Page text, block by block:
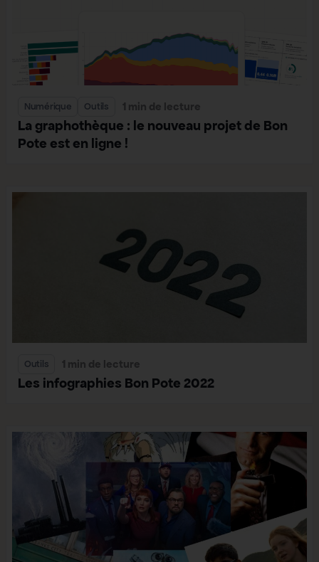
Numérique Outils 1 min de lecture
La graphothèque : le nouveau projet de Bon
Pote est en ligne !
Outils 1 min de lecture
Les infographies Bon Pote 2022